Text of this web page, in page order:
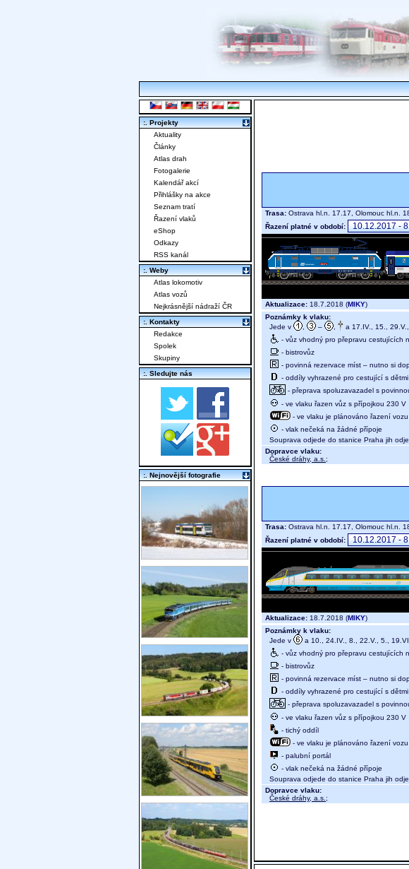
Trasa: Ostrava hl.n. 17.17, Olomouc hl.n.
Řazení platné v období:
Aktualizace: 18.7.2018 (MIKY)
Poznámky k vlaku:
Jede v
–
a 17.IV., 15.,
- vůz vhodný pro přepravu cestujících
- bistrovůz
- povinná rezervace míst – nutno si
- oddíly vyhrazené pro cestující s
- přeprava spoluzavazadel s
- ve vlaku řazen vůz s přípojkou 230 V
- ve vlaku je plánováno řazení
- vlak nečeká na žádné přípoje
Souprava odjede do stanice Praha jih
Dopravce vlaku:
České dráhy, a.s. ;
Trasa: Ostrava hl.n. 17.17, Olomouc hl.n.
Řazení platné v období:
Aktualizace: 18.7.2018 (MIKY)
Poznámky k vlaku:
Jede v
a 10., 24.IV., 8., 22.V., 5.,
- vůz vhodný pro přepravu cestujících
- bistrovůz
- povinná rezervace míst – nutno si
- oddíly vyhrazené pro cestující s
- přeprava spoluzavazadel s
- ve vlaku řazen vůz s přípojkou 230 V
- tichý oddíl
- ve vlaku je plánováno řazení
- palubní portál
- vlak nečeká na žádné přípoje
Souprava odjede do stanice Praha jih
Dopravce vlaku:
České dráhy, a.s. ;
:. Projekty
Aktuality
Články
Atlas drah
Fotogalerie
Kalendář akcí
Přihlášky na akce
Seznam tratí
Řazení vlaků
eShop
Odkazy
RSS kanál
:. Weby
Atlas lokomotiv
Atlas vozů
Nejkrásnější nádraží ČR
:. Kontakty
Redakce
Spolek
Skupiny
:. Sledujte nás
:. Nejnovější fotografie